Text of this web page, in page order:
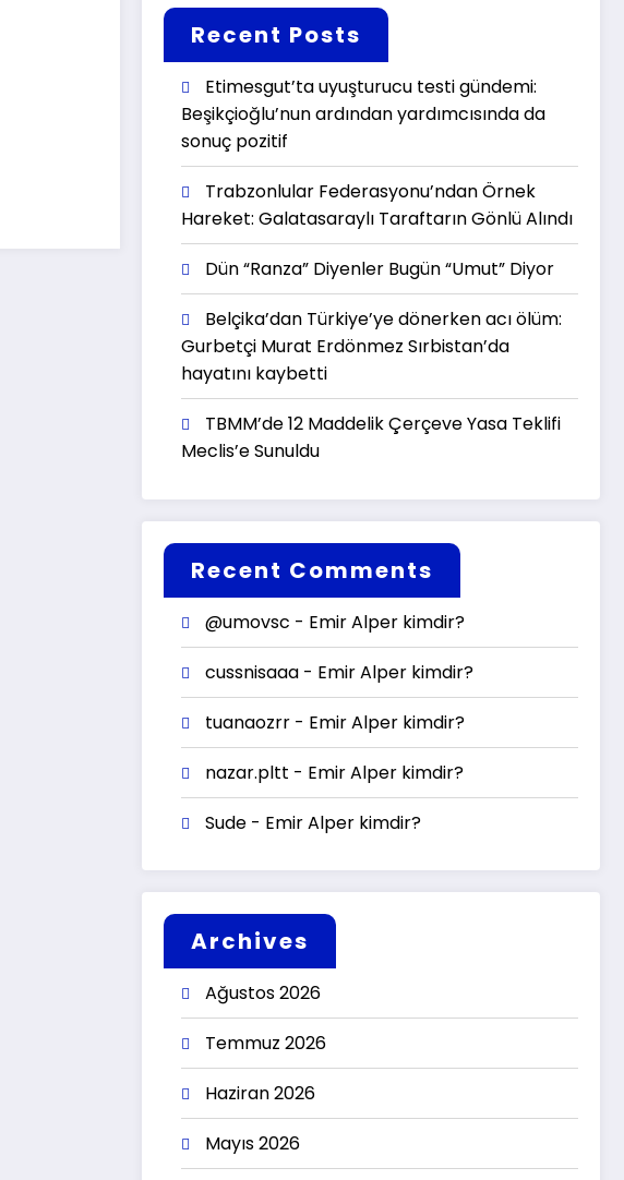
Recent Posts
Etimesgut’ta uyuşturucu testi gündemi:
Beşikçioğlu’nun ardından yardımcısında da
sonuç pozitif
Trabzonlular Federasyonu’ndan Örnek
Hareket: Galatasaraylı Taraftarın Gönlü Alındı
Dün “Ranza” Diyenler Bugün “Umut” Diyor
Belçika’dan Türkiye’ye dönerken acı ölüm:
Gurbetçi Murat Erdönmez Sırbistan’da
hayatını kaybetti
TBMM’de 12 Maddelik Çerçeve Yasa Teklifi
Meclis’e Sunuldu
Recent Comments
@umovsc - Emir Alper kimdir?
cussnisaaa - Emir Alper kimdir?
tuanaozrr - Emir Alper kimdir?
nazar.pltt - Emir Alper kimdir?
Sude - Emir Alper kimdir?
Archives
Ağustos 2026
Temmuz 2026
Haziran 2026
Mayıs 2026